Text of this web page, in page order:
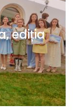
ediția